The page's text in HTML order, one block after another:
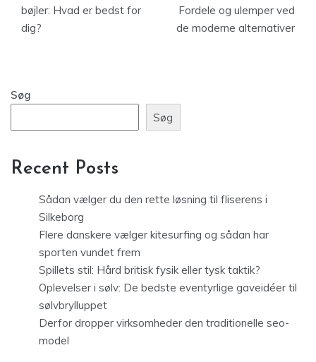
bøjler: Hvad er bedst for
dig?
Fordele og ulemper ved
de moderne alternativer
Søg
Søg
Recent Posts
Sådan vælger du den rette løsning til fliserens i
Silkeborg
Flere danskere vælger kitesurfing og sådan har
sporten vundet frem
Spillets stil: Hård britisk fysik eller tysk taktik?
Oplevelser i sølv: De bedste eventyrlige gaveidéer til
sølvbrylluppet
Derfor dropper virksomheder den traditionelle seo-
model